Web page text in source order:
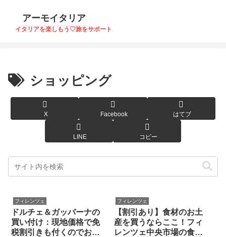
アーモイタリア
イタリアを楽しもう♡旅をサポート
ショッピング
X Facebook はてブ
LINE コピー
フィレンツェ
ドルチェ＆ガッバーナの
買い付け：現地価格で免
税割引きも付くのでお
フィレンツェ
【割引あり】食材のお土
産を買うならここ！フィ
レンツェ中央市場の食材